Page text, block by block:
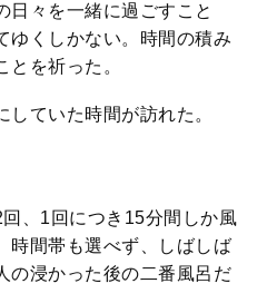
日々を一緒に過ごすこと
ゆくしかない。時間の積み
を祈った。
ていた時間が訪れた。
、1回につき15分間しか風
時間帯も選べず、しばしば
の浸かった後の二番風呂だ